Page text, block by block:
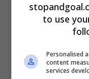
è accaduto
sulla linea
Sono
questi 5 anni
to use
Personalised
content
services